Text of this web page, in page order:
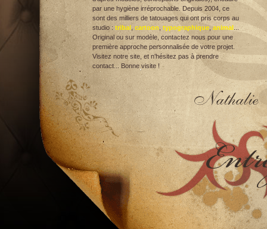
par une hygiène irréprochable. Depuis 2004, ce
sont des milliers de tatouages qui ont pris corps au
studio : tribal, cartoon typographique,animal
Original ou sur modèle, contactez nous pour une
première approche personnalisée de votre projet.
Visitez notre site, et n'hésitez pas à prendre
contact... Bonne visite !